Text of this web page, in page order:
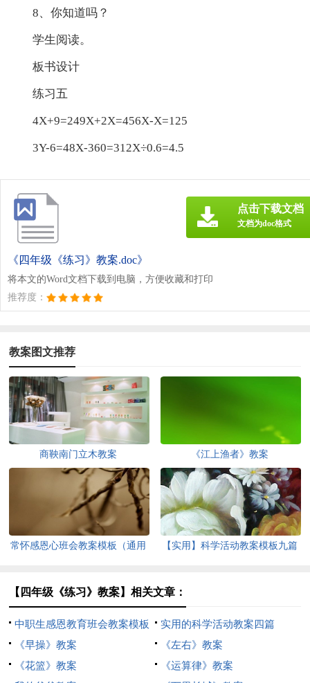
8、你知道吗？
学生阅读。
板书设计
练习五
4X+9=249X+2X=456X-X=125
3Y-6=48X-360=312X÷0.6=4.5
《四年级《练习》教案.doc》
将本文的Word文档下载到电脑，方便收藏和打印
推荐度：
点击下载文档
文档为doc格式
教案图文推荐
商鞅南门立木教案 《江上渔者》教案
常怀感恩心班会教案模板（通用
【实用】科学活动教案模板九篇
【四年级《练习》教案】相关文章：
中职生感恩教育班会教案模板
（精选8篇）
实用的科学活动教案四篇
《早操》教案
《左右》教案
《花篮》教案
《运算律》教案